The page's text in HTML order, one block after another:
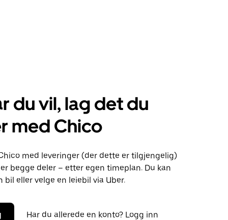
du vil, lag det du
med Chico
med leveringer (der dette er tilgjengelig)
begge deler – etter egen timeplan. Du kan
bil eller velge en leiebil via Uber.
Har du allerede en konto? Logg inn